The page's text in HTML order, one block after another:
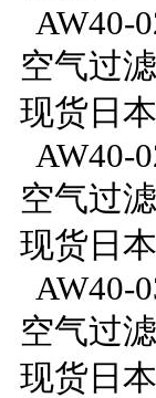
AW40-
空气过
现货日
AW40-
空气过
现货日
AW40-
空气过
现货日